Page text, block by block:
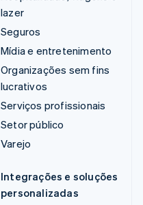
lazer
Seguros
Mídia e entretenimento
Organizações sem fins
lucrativos
Serviços profissionais
Setor público
Varejo
Integrações e soluções
personalizadas